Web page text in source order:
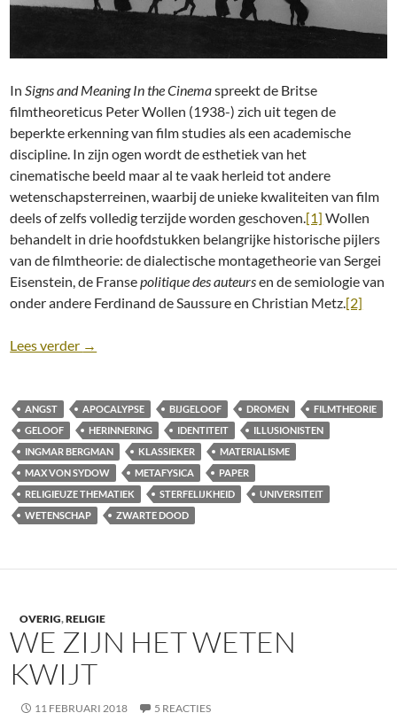
In Signs and Meaning In the Cinemaspreekt de Britse
filmtheoreticus Peter Wollen (1938-) zich uit tegen de
beperkte erkenning van film studies als een academische
discipline. In zijn ogen wordt de esthetiek van het
cinematische beeld maar al te vaak herleid tot andere
wetenschapsterreinen, waarbij de unieke kwaliteiten van film
deels of zelfs volledig terzijde worden geschoven. [1] Wollen
behandelt in drie hoofdstukken belangrijke historische pijlers
van de filmtheorie: de dialectische montagetheorie van Sergei
Eisenstein, de Fransepolitique des auteursen de semiologie van
onder andere Ferdinand de Saussure en Christian Metz. [2]
Lees verder Essay: het nabije sterven in The Seventh Seal,
→
ANGST APOCALYPSE BIJGELOOF DROMEN
FILMTHEORIE
GELOOF
HERINNERING IDENTITEIT
ILLUSIONISTEN
INGMAR BERGMAN
KLASSIEKER
MATERIALISME
MAX VON SYDOW
METAFYSICA
PAPER
RELIGIEUZE THEMATIEK
STERFELIJKHEID
UNIVERSITEIT
WETENSCHAP
ZWARTE DOOD
OVERIG,RELIGIE
WE ZIJN HET WETEN
KWIJT
11 FEBRUARI 2018 5 REACTIES